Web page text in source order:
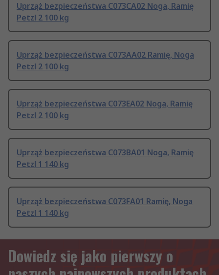
Uprząż bezpieczeństwa C073CA02 Noga, Ramię
Petzl 2 100 kg
Uprząż bezpieczeństwa C073AA02 Ramię, Noga
Petzl 2 100 kg
Uprząż bezpieczeństwa C073EA02 Noga, Ramię
Petzl 2 100 kg
Uprząż bezpieczeństwa C073BA01 Noga, Ramię
Petzl 1 140 kg
Uprząż bezpieczeństwa C073FA01 Ramię, Noga
Petzl 1 140 kg
Dowiedz się jako pierwszy o